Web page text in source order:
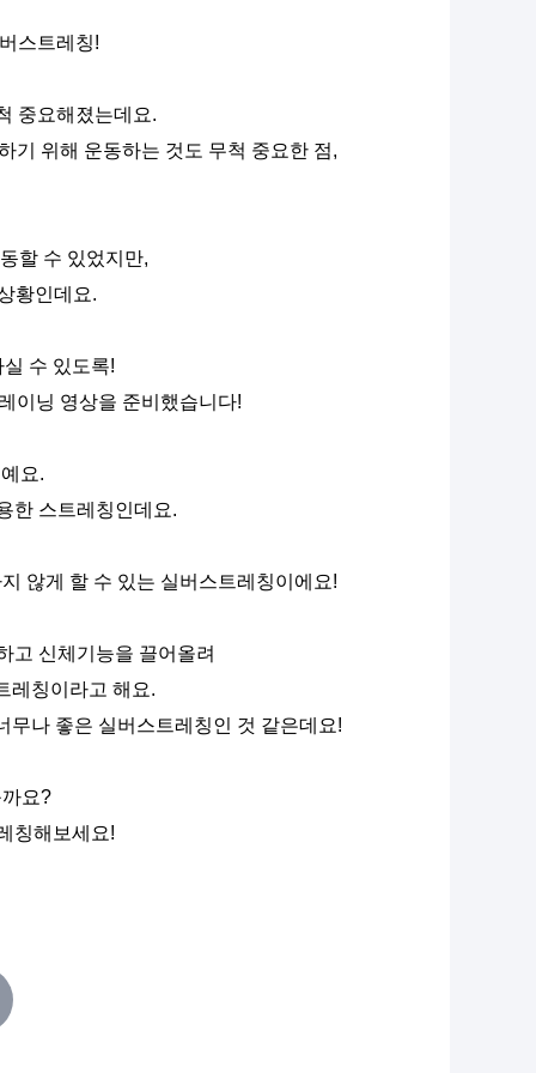
스트레칭!
중요해졌는데요.
기 위해 운동하는 것도 무척 중요한 점,
할 수 있었지만,
황인데요.
수 있도록!
이닝 영상을 준비했습니다!
요.
한 스트레칭인데요.
않게 할 수 있는 실버스트레칭이에요!
고 신체기능을 끌어올려
레칭이라고 해요.
나 좋은 실버스트레칭인 것 같은데요!
요?
칭해보세요!